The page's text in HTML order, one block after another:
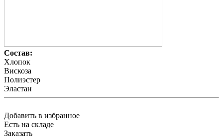
Состав:
Хлопок
Вискоза
Полиэстер
Эластан
Добавить в избранное
Есть на складе
Заказать